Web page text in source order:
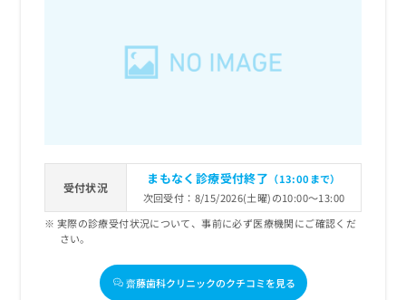
受付状況
まもなく診療受付終了 （13:00まで）
次回受付：8/15/2026(土曜)の10:00～13:00
実際の診療受付状況について、事前に必ず医療機関にご確認くだ
さい。
齋藤歯科クリニックのクチコミを見る